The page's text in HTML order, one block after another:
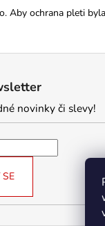
Aby ochrana pleti
novinky či slevy!